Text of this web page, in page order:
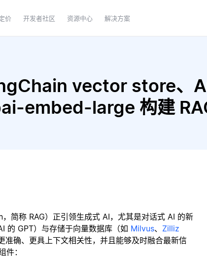
价 开发者社区 资源中心 解决方案
vector store、
embed-large 构建
简称 RAG）正引领生成式 AI，尤其是对话式 AI 的新
的 GPT）与存储于向量数据库（如 Milvus、 Zilliz
准确、更具上下文相关性，并且能够及时融合最新信
件：